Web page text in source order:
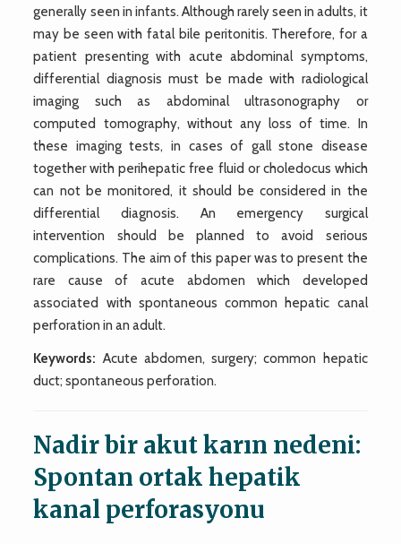
generally seen in infants. Although rarely seen in adults, it
may be seen with fatal bile peritonitis. Therefore, for a
patient presenting with acute abdominal symptoms,
differential diagnosis must be made with radiological
imaging such as abdominal ultrasonography or
computed tomography, without any loss of time. In
these imaging tests, in cases of gall stone disease
together with perihepatic free fluid or choledocus which
can not be monitored, it should be considered in the
differential diagnosis. An emergency surgical
intervention should be planned to avoid serious
complications. The aim of this paper was to present the
rare cause of acute abdomen which developed
associated with spontaneous common hepatic canal
perforation in an adult.
Keywords: Acute abdomen, surgery; common hepatic
duct; spontaneous perforation.
Nadir bir akut karın nedeni:
Spontan ortak hepatik
kanal perforasyonu